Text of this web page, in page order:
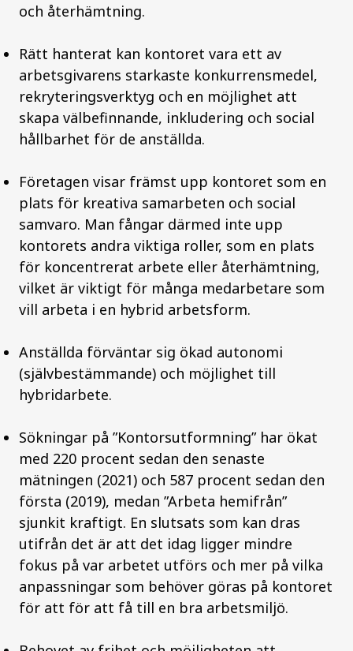
och återhämtning.
Rätt hanterat kan kontoret vara ett av
arbetsgivarens starkaste konkurrensmedel,
rekryteringsverktyg och en möjlighet att
skapa välbefinnande, inkludering och social
hållbarhet för de anställda.
Företagen visar främst upp kontoret som en
plats för kreativa samarbeten och social
samvaro. Man fångar därmed inte upp
kontorets andra viktiga roller, som en plats
för koncentrerat arbete eller återhämtning,
vilket är viktigt för många medarbetare som
vill arbeta i en hybrid arbetsform.
Anställda förväntar sig ökad autonomi
(självbestämmande) och möjlighet till
hybridarbete.
Sökningar på ”Kontorsutformning” har ökat
med 220 procent sedan den senaste
mätningen (2021) och 587 procent sedan den
första (2019), medan ”Arbeta hemifrån”
sjunkit kraftigt. En slutsats som kan dras
utifrån det är att det idag ligger mindre
fokus på var arbetet utförs och mer på vilka
anpassningar som behöver göras på kontoret
för att för att få till en bra arbetsmiljö.